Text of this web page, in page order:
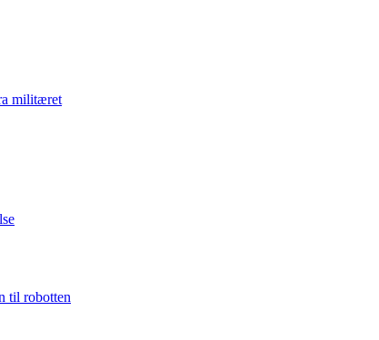
militæret
til robotten